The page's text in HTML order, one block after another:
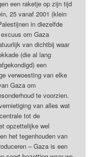
een raketje op zijn tijd
25 vanaf 2001 (klein
in diezelfde
om Gaza
van dichtbij waar
(die al lang
een
verwoesting van elke
Gaza om
te voorzien.
van alles wat
tot de
opzettelijke wel
het tegenhouden van
– Gaza is een